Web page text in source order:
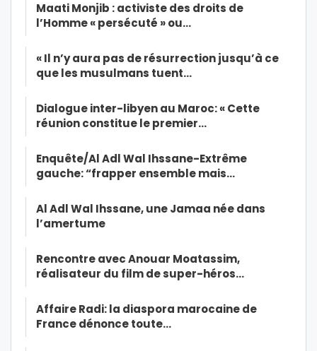
Maati Monjib : activiste des droits de
l’Homme « persécuté » ou…
« Il n’y aura pas de résurrection jusqu’à ce
que les musulmans tuent…
Dialogue inter-libyen au Maroc: « Cette
réunion constitue le premier…
Enquête/Al Adl Wal Ihssane-Extrême
gauche: “frapper ensemble mais…
Al Adl Wal Ihssane, une Jamaa née dans
l’amertume
Rencontre avec Anouar Moatassim,
réalisateur du film de super-héros…
Affaire Radi: la diaspora marocaine de
France dénonce toute…